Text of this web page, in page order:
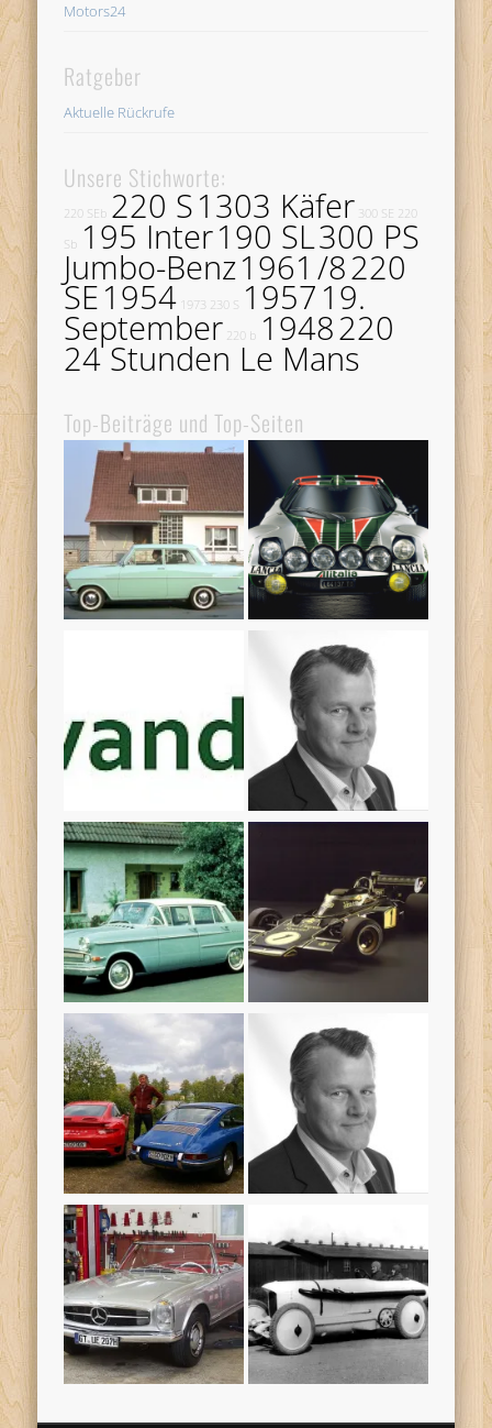
Motors24
Ratgeber
Aktuelle Rückrufe
Unsere Stichworte:
220 SEb 220 S1303 Käfer 300 SE 220
Sb 195 Inter190 SL300 PS
Jumbo-Benz1961 /8220
SE1954 1973 230 S 1957 19.
September 220 b 1948220
24 Stunden Le Mans
Top-Beiträge und Top-Seiten